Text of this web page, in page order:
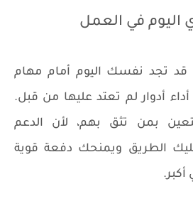
اليوم في العمل
قد تجد نفسك اليوم أمام مهام
أدوار لم تعتد عليها من قبل.
بمن تثق بهم، لأن الدعم
الطريق ويمنحك دفعة قوية
أكبر.